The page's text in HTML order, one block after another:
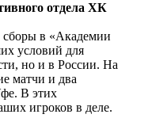
отдела ХК
в «Академии
условий для
но и в России. На
матчи и два
В этих
игроков в деле.